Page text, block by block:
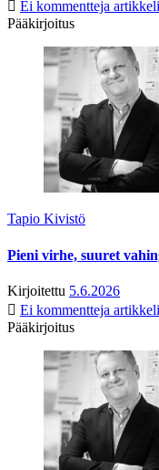
Ei kommentteja
Pääkirjoitus
Tapio Kivistö
Pieni virhe, suuret
Kirjoitettu 5.6.2026
Ei kommentteja
Pääkirjoitus